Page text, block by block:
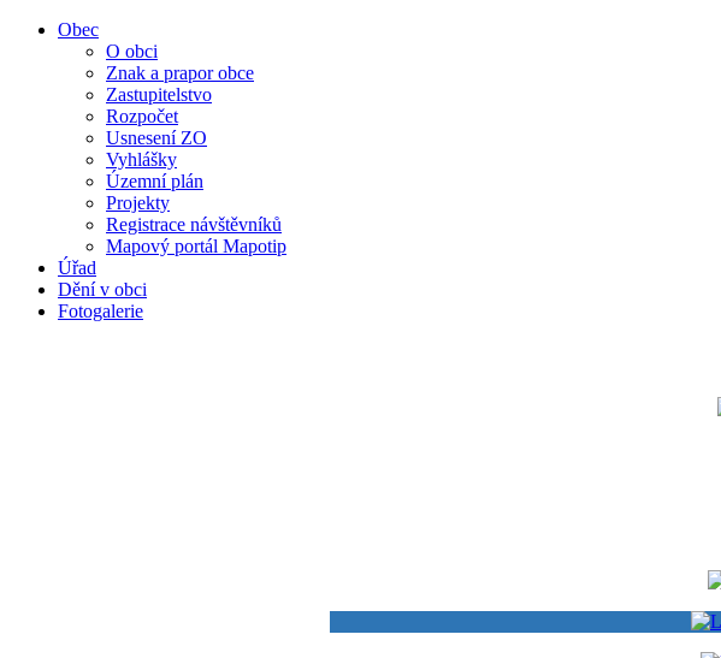
Obec
O obci
Znak a prapor obce
Zastupitelstvo
Rozpočet
Usnesení ZO
Vyhlášky
Územní plán
Projekty
Registrace návštěvníků
Mapový portál Mapotip
Úřad
Dění v obci
Fotogalerie